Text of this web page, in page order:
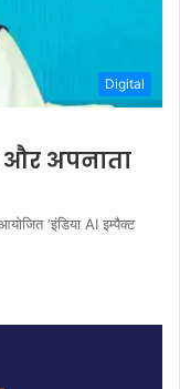
Digital
अपनाता
‘इंडिया AI इम्पैक्ट